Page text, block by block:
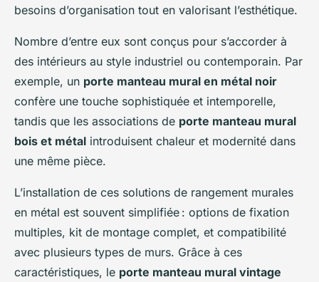
besoins d’organisation tout en valorisant l’esthétique.
Nombre d’entre eux sont conçus pour s’accorder à
des intérieurs au style industriel ou contemporain. Par
exemple, un porte manteau mural en métal noir
confère une touche sophistiquée et intemporelle,
tandis que les associations de porte manteau mural
bois et métal introduisent chaleur et modernité dans
une même pièce.
L’installation de ces solutions de rangement murales
en métal est souvent simplifiée : options de fixation
multiples, kit de montage complet, et compatibilité
avec plusieurs types de murs. Grâce à ces
caractéristiques, le porte manteau mural vintage